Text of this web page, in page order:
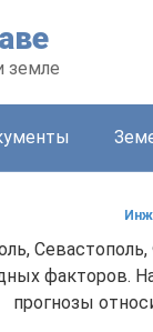
земле
факторов.
прогнозы